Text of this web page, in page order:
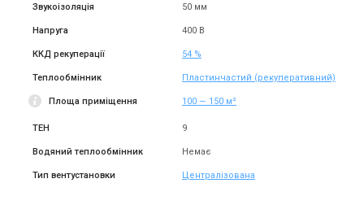
Звукоізоляція 50 мм
Напруга 400 В
ККД рекуперації 54 %
Теплообмінник Пластинчастий (рекуперативний)
Площа приміщення 100 — 150 м²
ТЕН 9
Водяний теплообмінник Немає
Тип вентустановки Централізована